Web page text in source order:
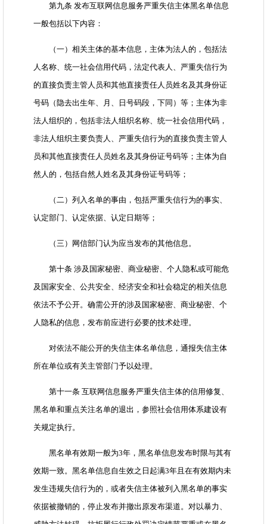
第九条 发布互联网信息服务严重失信主体黑名单信息
一般包括以下内容：
（一）相关主体的基本信息，主体为法人的，包括法
人名称、统一社会信用代码，法定代表人、严重失信行为
的直接负责主管人员和其他直接责任人员姓名及其身份证
号码（隐去出生年、月、日号码段，下同）等；主体为非
法人组织的，包括非法人组织名称、统一社会信用代码，
非法人组织主要负责人、严重失信行为的直接负责主管人
员和其他直接责任人员姓名及其身份证号码等；主体为自
然人的，包括自然人姓名及其身份证号码等；
（二）列入名单的事由，包括严重失信行为的事实、
认定部门、认定依据、认定日期等；
（三）网信部门认为应当发布的其他信息。
第十条 涉及国家秘密、商业秘密、个人隐私或可能危
及国家安全、公共安全、经济安全和社会稳定的相关信息
依法不予公开。确需公开的涉及国家秘密、商业秘密、个
人隐私的信息，发布前应进行必要的技术处理。
对依法不能公开的失信主体名单信息，通报失信主体
所在单位或有关主管部门予以处理。
第十一条 互联网信息服务严重失信主体的信用修复、
黑名单和重点关注名单的退出，参照社会信用体系建设有
关规定执行。
黑名单有效期一般为3年，黑名单信息发布时限与其有
效期一致。黑名单信息自生效之日起满3年且在有效期内未
发生违规失信行为的，或者失信主体被列入黑名单的事实
依据被撤销的，停止发布并撤出原发布渠道。对以暴力、